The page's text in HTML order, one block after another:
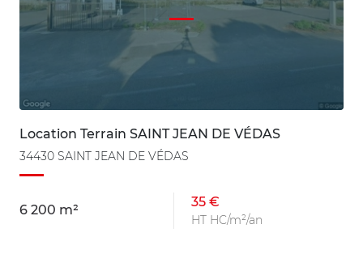
Location Terrain SAINT JEAN DE VÉDAS
34430 SAINT JEAN DE VÉDAS
6 200 m²
35 €
HT HC/m²/an